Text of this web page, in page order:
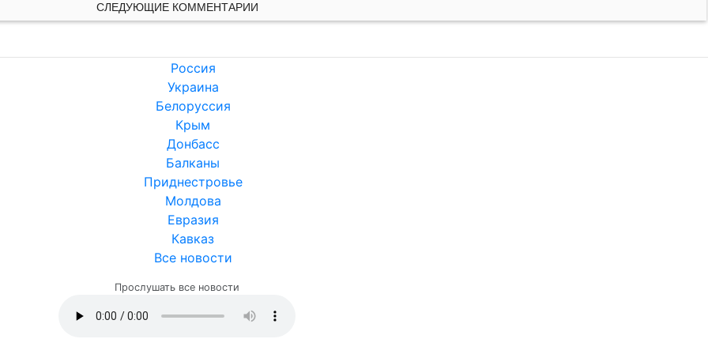
СЛЕДУЮЩИЕ КОММЕНТАРИИ
Россия
Украина
Белоруссия
Крым
Донбасс
Балканы
Приднестровье
Молдова
Евразия
Кавказ
Все новости
Прослушать все новости